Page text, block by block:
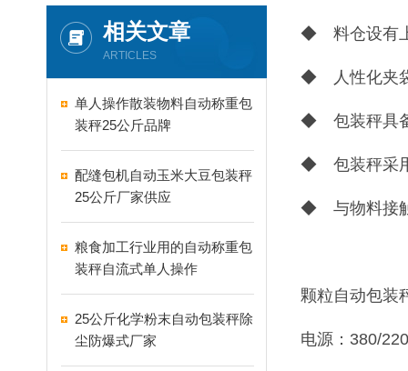
相关文章
ARTICLES
单人操作散装物料自动称重包
装秤25公斤品牌
配缝包机自动玉米大豆包装秤
25公斤厂家供应
粮食加工行业用的自动称重包
装秤自流式单人操作
25公斤化学粉末自动包装秤除
尘防爆式厂家
◆ 料仓设有上
◆ 人性化夹袋
◆ 包装秤具备
◆ 包装秤采用
◆ 与物料接触
颗粒自动包装
电源：380/